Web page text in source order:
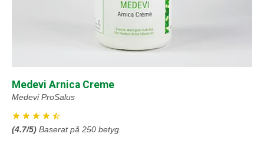
Medevi Arnica Creme
Medevi ProSalus
(4.7/5) Baserat på 250 betyg.